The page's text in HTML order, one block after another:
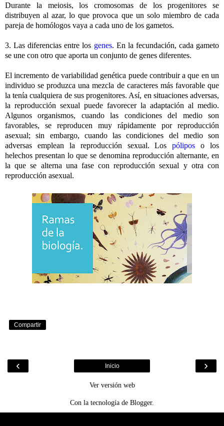
Durante la meiosis, los cromosomas de los progenitores se
distribuyen al azar, lo que provoca que un solo miembro de cada
pareja de homólogos vaya a cada uno de los gametos.
3. Las diferencias entre los genes. En la fecundación, cada gameto
se une con otro que aporta un conjunto de genes diferentes.
El incremento de variabilidad genética puede contribuir a que en un
individuo se produzca una mezcla de caracteres más favorable que
la tenía cualquiera de sus progenitores. Así, en situaciones adversas,
la reproducción sexual puede favorecer la adaptación al medio.
Algunos organismos, cuando las condiciones del medio son
favorables, se reproducen muy rápidamente por reproducción
asexual; sin embargo, cuando las condiciones del medio son
adversas emplean la reproducción sexual. Lospólipos o los
helechos presentan lo que se denomina reproducción alternante, en
la que se alterna una fase con reproducción sexual y otra con
reproducción asexual.
Compartir
‹ ›
Inicio
Ver versión web
Con la tecnología de Blogger.